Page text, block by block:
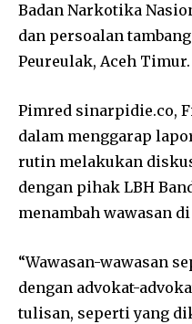
Badan Narkotika
dan persoalan
Peureulak, Aceh Timur.
Pimred sinarpidie.co,
dalam menggarap
rutin melakukan
dengan pihak LBH
menambah wawasan
“Wawasan-wawasan
dengan advokat-
tulisan, seperti yang